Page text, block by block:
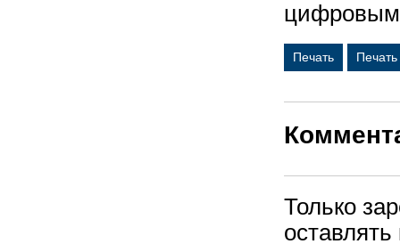
цифровым
Печать
Только